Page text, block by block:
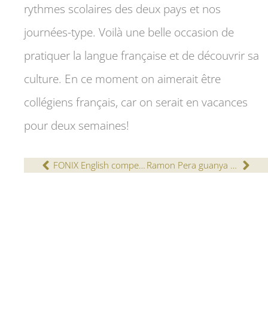
rythmes scolaires des deux pays et nos
journées-type. Voilà une belle occasion de
pratiquer la langue française et de découvrir sa
culture. En ce moment on aimerait être
collégiens français, car on serait en vacances
pour deux semaines!
FONIX English competition. Winners 2017 Ramon Pera guanya el VIII Premi del Club Rotary de Lleida